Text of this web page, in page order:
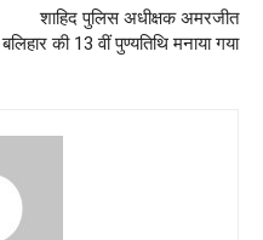
शाहिद पुलिस अधीक्षक अमरजीत
बलिहार की 13 वीं पुण्यतिथि मनाया गया